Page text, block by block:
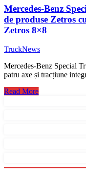
Mercedes-Benz
de produse Zetros
Zetros 8×8
TruckNews
Mercedes-Benz Special
patru axe și tracțiune
Read More